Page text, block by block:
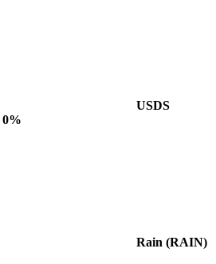
USDS
0%
Rain (RAIN)